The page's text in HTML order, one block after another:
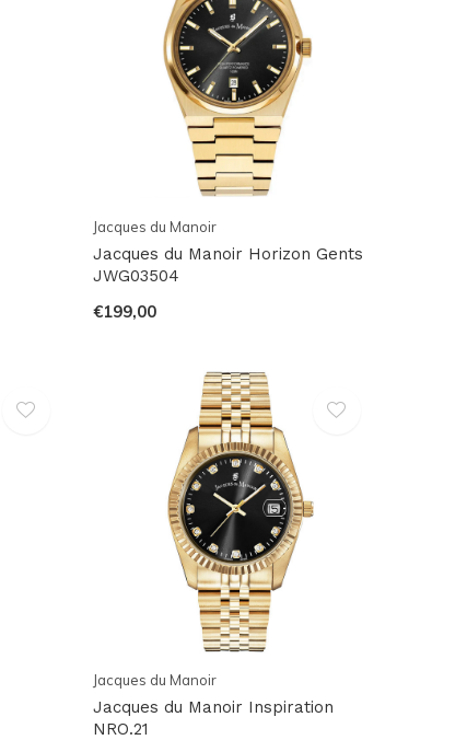
Jacques du Manoir
Jacques du Manoir Horizon Gents
JWG03504
€199,00
Jacques du Manoir
Jacques du Manoir Inspiration
NRO.21